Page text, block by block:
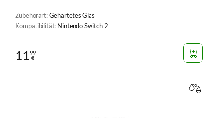
Zubehörart:Gehärtetes Glas
Kompatibilität: Nintendo Switch 2
1199
€